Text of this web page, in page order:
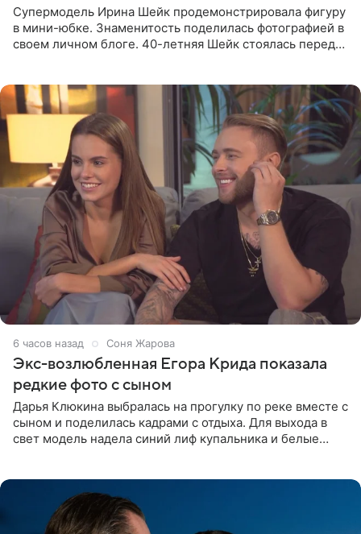
Супермодель Ирина Шейк продемонстрировала фигуру
в мини-юбке. Знаменитость поделилась фотографией в
своем личном блоге. 40-летняя Шейк стоялась перед
6 часов назад Соня Жарова
Экс-возлюбленная Егора Крида показала
редкие фото с сыном
Дарья Клюкина выбралась на прогулку по реке вместе с
сыном и поделилась кадрами с отдыха. Для выхода в
свет модель надела синий лиф купальника и белые